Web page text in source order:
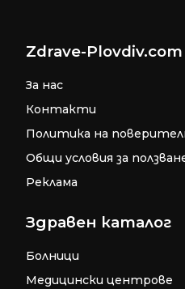
Zdrave-Plovdiv.com
За нас
Контакти
Политика на
Общи условия за
Реклама
Здравен каталог
Болници
Медицински центрове